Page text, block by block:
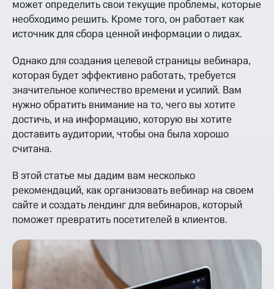
может определить свои текущие проблемы, которые
необходимо решить. Кроме того, он работает как
источник для сбора ценной информации о лидах.
Однако для создания целевой страницы вебинара,
которая будет эффективно работать, требуется
значительное количество времени и усилий. Вам
нужно обратить внимание на то, чего вы хотите
достичь, и на информацию, которую вы хотите
доставить аудитории, чтобы она была хорошо
считана.
В этой статье мы дадим вам несколько
рекомендаций, как организовать вебинар на своем
сайте и создать лендинг для вебинаров, который
поможет превратить посетителей в клиентов.